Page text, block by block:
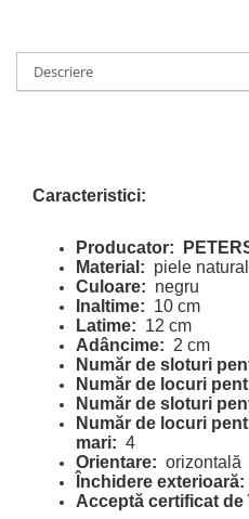
Descriere
Caracteristici:
Producator:
Material: piele
Culoare: negru
Inaltime: 10 cm
Latime: 12 cm
Adâncime: 2 cm
Număr de sloturi
Număr de locuri
Număr de sloturi
Număr de locuri
mari: 4
Orientare: orizontală
Închidere exterioară:
Acceptă certificat de